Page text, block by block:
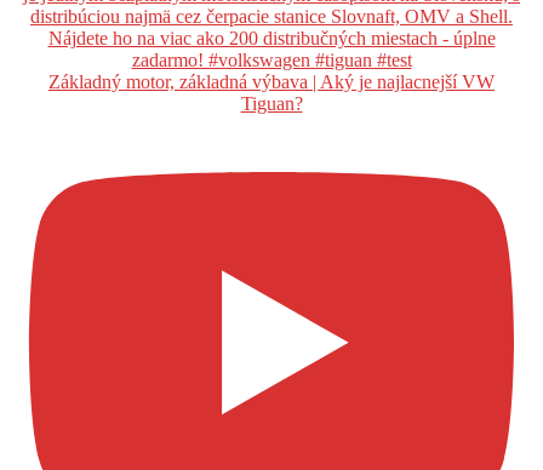
Základný motor, základná výbava | Aký je najlacnejší VW
Tiguan?